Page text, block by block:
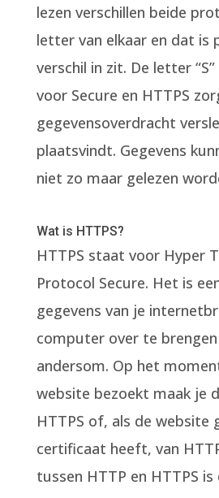
lezen verschillen beide
letter van elkaar en dat is
verschil in zit. De letter
voor Secure en HTTPS
gegevensoverdracht
plaatsvindt. Gegevens
niet zo maar gelezen
Wat is HTTPS?
HTTPS staat voor Hyper
Protocol Secure. Het is
gegevens van je
computer over te
andersom. Op het
website bezoekt maak je
HTTPS of, als de website
certificaat heeft, van
tussen HTTP en HTTPS